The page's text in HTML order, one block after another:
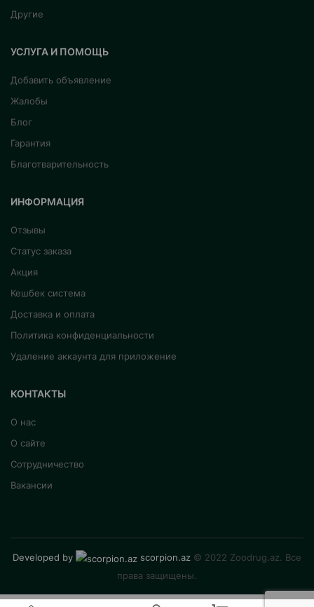
Другие
УСЛУГА И ПОМОЩЬ
Добавить объявление
Жалобы
Блог
Гарантия
Благотварительность
ИНФОРМАЦИЯ
Отзывы
Статус заказа
Акция
Кешбек система
Доставка и оплата
Политика конфиденциальности
Удаление аккаунта для приложение
КОНТАКТЫ
О нас
О сайте
Сотрудничество
Вакансии
Developed by scorpion.az © 2022 Zoodrug.az. Все
права защищены.